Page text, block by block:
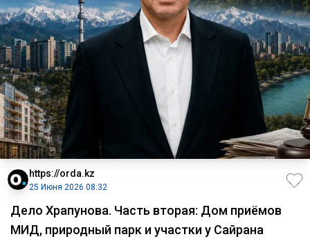
https://orda.kz
25 Июня 2026 08:32
Дело Храпунова. Часть вторая: Дом приёмов
МИД, природный парк и участки у Сайрана